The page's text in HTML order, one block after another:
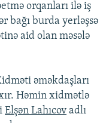
orqanları ilə iş
bağı burda yerləşsə
aid olan məsələ
əməkdaşları
Həmin xidmətlə
Elşən Lahıcov adlı